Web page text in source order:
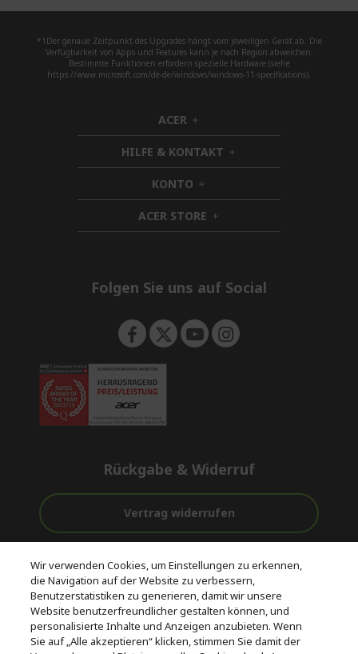
*1Der genaue Zeitpunkt des Upgrades hängt vom jeweiligen Gerät ab. Die
Verfügbarkeit von Apps und Features kann je nach Region abweichen.
Bestimmte Funktionen erfordern spezielle Hardware (siehe
https://www.microsoft.com/de-de/windows/windows-11-specifications).
ACER h
i
d
d
e
n
HILFE & KONTAKT h
i
d
n
KONTO h
i
d
d
ACER STORE h
i
e
Folgen Sie uns auf Social
Rückgabe & Widerruf
Vertrag widerrufen
Kostenloser
Versand
vor und nach
dem Kauf
Sichere
Zahlungsoptionen
© 2026 Acer Inc.
CPYou BV ist der autorisierte Wiederverkäufer und Händler der
Wir verwenden Cookies, um Einstellungen zu erkennen,
die Navigation auf der Website zu verbessern,
Benutzerstatistiken zu generieren, damit wir unsere
Website benutzerfreundlicher gestalten können, und
personalisierte Inhalte und Anzeigen anzubieten. Wenn
Sie auf „Alle akzeptieren“ klicken, stimmen Sie damit der